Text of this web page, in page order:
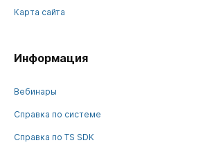
Карта сайта
Информация
Вебинары
Справка по системе
Справка по TS SDK